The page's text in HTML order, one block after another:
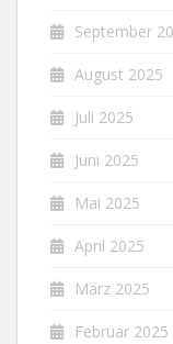
September
August 2025
Juli 2025
Juni 2025
Mai 2025
April 2025
März 2025
Februar 2025